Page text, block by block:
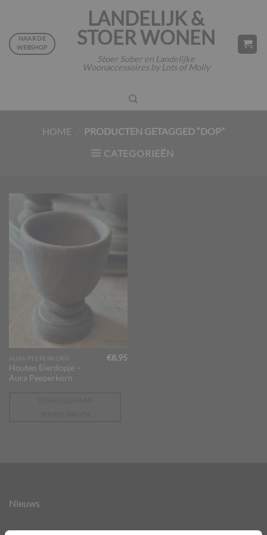
inhoud
LANDELIJK &
STOER WONEN
Stoer Sober en Landelijke
Woonaccessoires by Lots of Molly
NAAR DE
WEBSHOP
HOME
PRODUCTEN GETAGGED “DOP”
CATEGORIEËN
AURA PEEPERKORN
Houten Eierdopje –
Aura Peeperkorn
€8,95
Nieuws